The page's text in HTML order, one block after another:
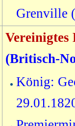
Grenville
(Britisch-
König: